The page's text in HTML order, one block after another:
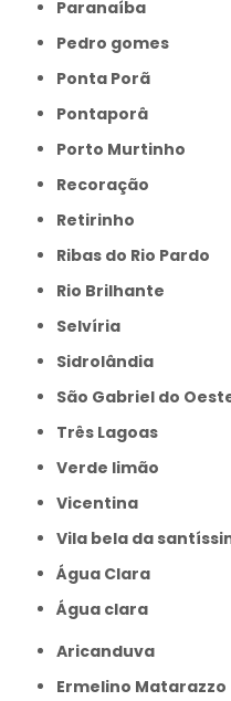
Paranaíba
Pedro gomes
Ponta Porã
Pontaporâ
Porto Murtinho
Recoração
Retirinho
Ribas do Rio Pardo
Rio Brilhante
Selvíria
Sidrolândia
São Gabriel do
Três Lagoas
Verde limão
Vicentina
Vila bela da
Água Clara
Água clara
Aricanduva
Ermelino Matarazzo